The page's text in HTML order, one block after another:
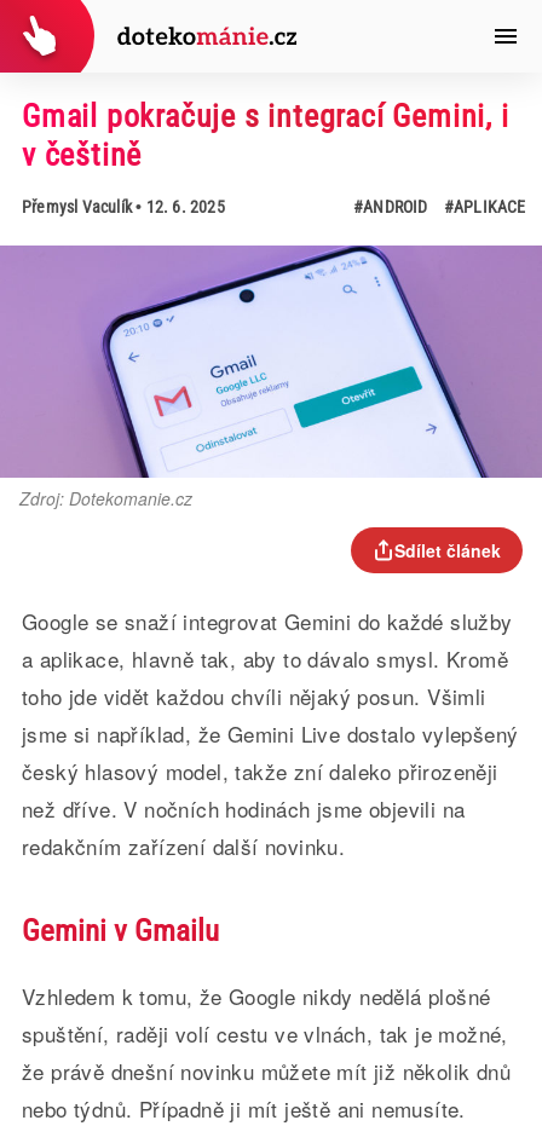
Gmail pokračuje s integrací Gemini, i
v češtině
Přemysl Vaculík• 12. 6. 2025 #ANDROID #APLIKACE
Zdroj: Dotekomanie.cz
Sdílet článek
Google se snaží integrovat Gemini do každé služby
a aplikace, hlavně tak, aby to dávalo smysl. Kromě
toho jde vidět každou chvíli nějaký posun. Všimli
jsme si například, že Gemini Live dostalo vylepšený
český hlasový model, takže zní daleko přirozeněji
než dříve. V nočních hodinách jsme objevili na
redakčním zařízení další novinku.
Gemini v Gmailu
Vzhledem k tomu, že Google nikdy nedělá plošné
spuštění, raději volí cestu ve vlnách, tak je možné,
že právě dnešní novinku můžete mít již několik dnů
nebo týdnů. Případně ji mít ještě ani nemusíte.